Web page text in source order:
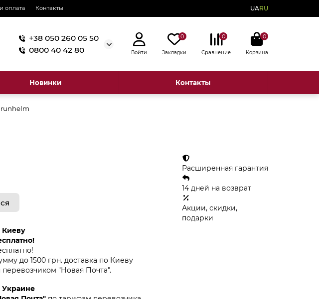
оплата Контакты UARU
+38 050 260 05 50
0800 40 42 80
Войти
0
Закладки
0
Сравнение
0
Корзина
Новинки Контакты
Киеву
до 1500 грн. доставка по Киеву
перевозчиком "Новая Почта".
Украине
Расширенная гарантия
14 дней на возврат
Акции, скидки,
подарки